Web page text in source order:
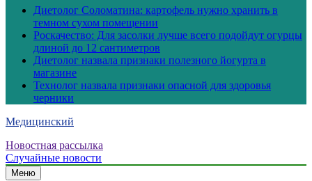
Диетолог Соломатина: картофель нужно хранить в
темном сухом помещении
Роскачество: Для засолки лучше всего подойдут огурцы
длиной до 12 сантиметров
Диетолог назвала признаки полезного йогурта в
магазине
Технолог назвала признаки опасной для здоровья
черники
Медицинский
Новостная рассылка
Случайные новости
Меню